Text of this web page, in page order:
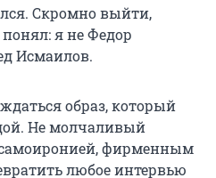
Скромно выйти,
я не Федор
Исмаилов.
образ, который
Не молчаливый
самоиронией, фирменным
любое интервью